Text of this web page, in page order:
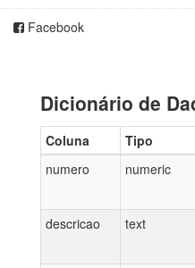
Facebook
Dicionário de
Coluna Tipo
numero
numeric
descricao text